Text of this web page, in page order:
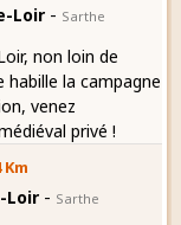
Loir - Sarthe
non loin de
habille la campagne
venez
privé !
Km
Loir - Sarthe